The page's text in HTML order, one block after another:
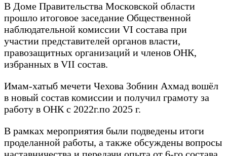
В Доме Правительства Московской области
прошло итоговое заседание Общественной
наблюдательной комиссии VI состава при
участии представителей органов власти,
правозащитных организаций и членов ОНК,
избранных в VII состав.
Имам-хатыб мечети Чехова Зобнин Ахмад вошёл
в новый состав комиссии и получил грамоту за
работу в ОНК с 2022г.по 2025 г.
В рамках мероприятия были подведены итоги
проделанной работы, а также обсуждены вопросы